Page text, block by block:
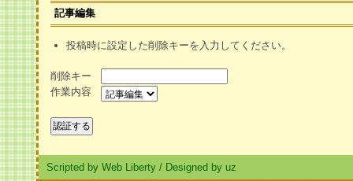
記事編集
投稿時に設定した削除キーを入力してください。
削除キー
作業内容
Scripted by Web Liberty / Designed by uz